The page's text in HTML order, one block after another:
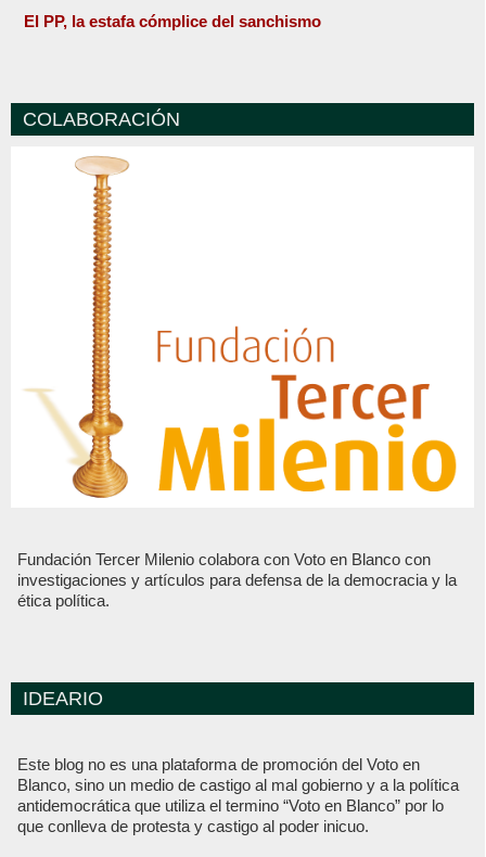
El PP, la estafa cómplice del sanchismo
COLABORACIÓN
Fundación Tercer Milenio colabora con Voto en Blanco con
investigaciones y artículos para defensa de la democracia y la
ética política.
IDEARIO
Este blog no es una plataforma de promoción del Voto en
Blanco, sino un medio de castigo al mal gobierno y a la política
antidemocrática que utiliza el termino “Voto en Blanco” por lo
que conlleva de protesta y castigo al poder inicuo.